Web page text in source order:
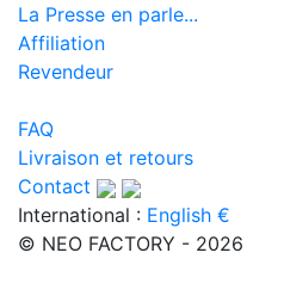
La Presse en parle...
Affiliation
Revendeur
FAQ
Livraison et retours
Contact
International : English €
© NEO FACTORY - 2026